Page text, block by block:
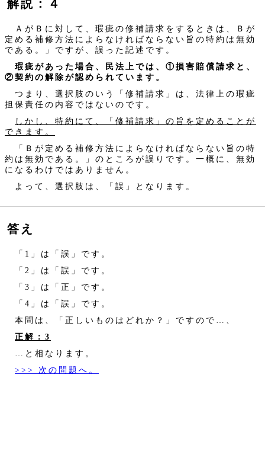
解説：４
ＡがＢに対して、瑕疵の修補請求をするときは、Ｂが
定める補修方法によらなければならない旨の特約は無効
である。」ですが、誤った記述です。
瑕疵があった場合、民法上では、①損害賠償請求と、
②契約の解除が認められています。
つまり、選択肢のいう「修補請求」は、法律上の瑕疵
担保責任の内容ではないのです。
しかし、特約にて、「修補請求」の旨を定めることが
できます。
「Ｂが定める補修方法によらなければならない旨の特
約は無効である。」のところが誤りです。一概に、無効
になるわけではありません。
よって、選択肢は、「誤」となります。
答え
「1」は「誤」です。
「2」は「誤」です。
「3」は「正」です。
「4」は「誤」です。
本問は、「正しいものはどれか？」ですので…、
正解：3
…と相なります。
>>> 次の問題へ。